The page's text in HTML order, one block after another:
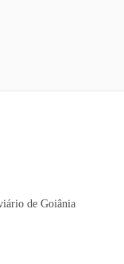
de Goiânia